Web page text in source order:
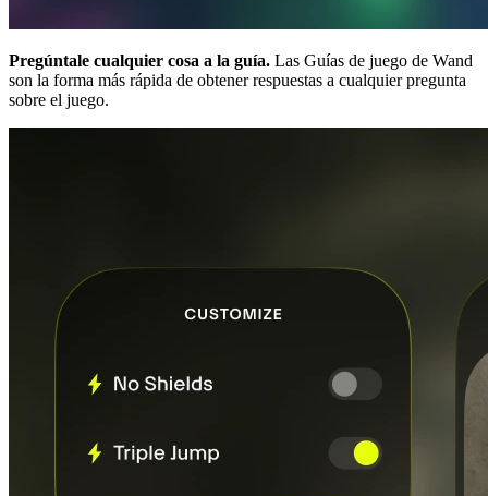
Pregúntale cualquier cosa a la guía. Las Guías de juego de Wand
son la forma más rápida de obtener respuestas a cualquier pregunta
sobre el juego.